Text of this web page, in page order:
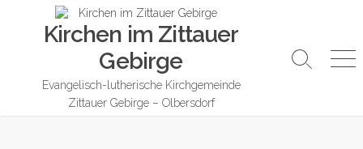
Kirchen im Zittauer
Gebirge
Evangelisch-lutherische Kirchgemeinde
Zittauer Gebirge – Olbersdorf
Search